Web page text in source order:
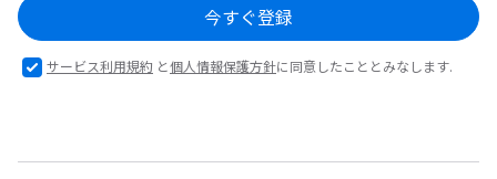
今すぐ登録
サービス利用規約 と個人情報保護方針に同意したこととみなします.